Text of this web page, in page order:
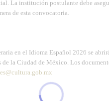
La institución postulante debe
de esta convocatoria.
en el Idioma Español 2026 se
la Ciudad de México. Los